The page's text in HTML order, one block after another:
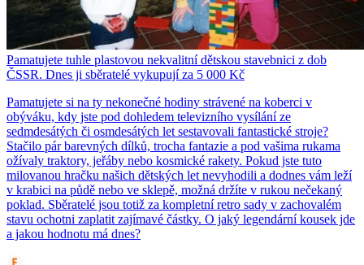
Pamatujete tuhle plastovou nekvalitní dětskou stavebnici z dob
ČSSR. Dnes ji sběratelé vykupují za 5 000 Kč
Pamatujete si na ty nekonečné hodiny strávené na koberci v
obýváku, kdy jste pod dohledem televizního vysílání ze
sedmdesátých či osmdesátých let sestavovali fantastické stroje?
Stačilo pár barevných dílků, trocha fantazie a pod vašima rukama
ožívaly traktory, jeřáby nebo kosmické rakety. Pokud jste tuto
milovanou hračku našich dětských let nevyhodili a dodnes vám leží
v krabici na půdě nebo ve sklepě, možná držíte v rukou nečekaný
poklad. Sběratelé jsou totiž za kompletní retro sady v zachovalém
stavu ochotni zaplatit zajímavé částky. O jaký legendární kousek jde
a jakou hodnotu má dnes?